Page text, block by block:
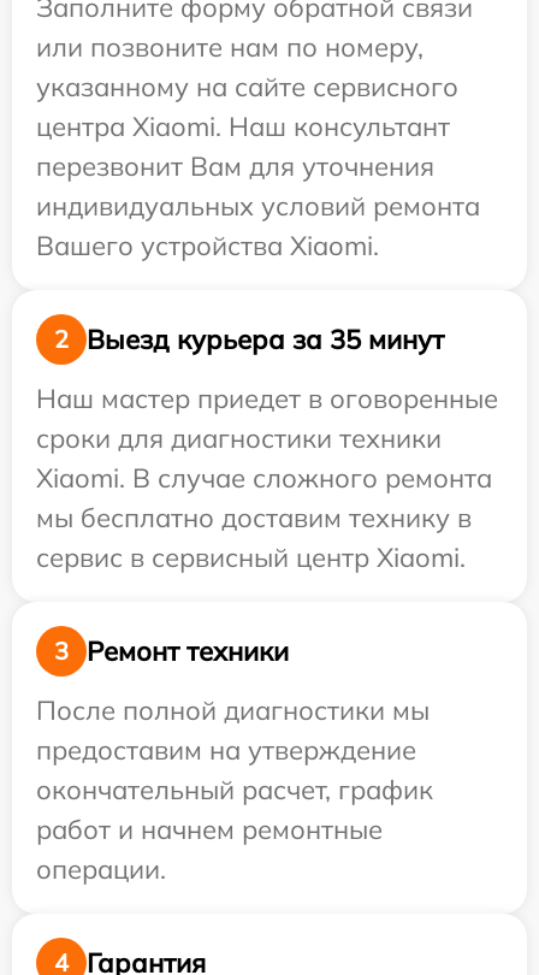
Заполните форму обратной связи
или позвоните нам по номеру,
указанному на сайте сервисного
центра Xiaomi. Наш консультант
перезвонит Вам для уточнения
индивидуальных условий ремонта
Вашего устройства Xiaomi.
2
Выезд курьера за 35 минут
Наш мастер приедет в оговоренные
сроки для диагностики техники
Xiaomi. В случае сложного ремонта
мы бесплатно доставим технику в
сервис в сервисный центр Xiaomi.
3
Ремонт техники
После полной диагностики мы
предоставим на утверждение
окончательный расчет, график
работ и начнем ремонтные
операции.
4 Гарантия